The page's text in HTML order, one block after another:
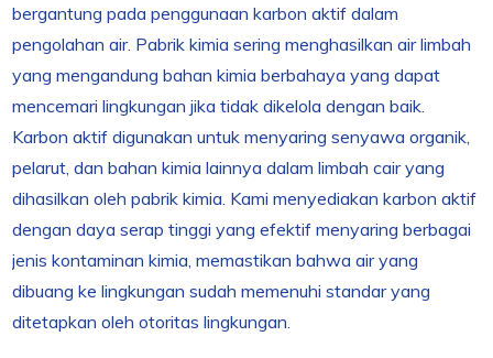
bergantung pada penggunaan karbon aktif dalam
pengolahan air. Pabrik kimia sering menghasilkan air limbah
yang mengandung bahan kimia berbahaya yang dapat
mencemari lingkungan jika tidak dikelola dengan baik.
Karbon aktif digunakan untuk menyaring senyawa organik,
pelarut, dan bahan kimia lainnya dalam limbah cair yang
dihasilkan oleh pabrik kimia. Kami menyediakan karbon aktif
dengan daya serap tinggi yang efektif menyaring berbagai
jenis kontaminan kimia, memastikan bahwa air yang
dibuang ke lingkungan sudah memenuhi standar yang
ditetapkan oleh otoritas lingkungan.